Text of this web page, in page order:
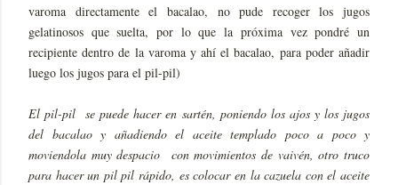
varoma directamente el bacalao, no pude recoger los jugos
gelatinosos que suelta, por lo que la próxima vez pondré un
recipiente dentro de la varoma y ahí el bacalao, para poder añadir
luego los jugos para el pil-pil)
El pil-pil se puede hacer en sartén, poniendo los ajos y los jugos
del bacalao y añadiendo el aceite templado poco a poco y
moviendola muy despacio con movimientos de vaivén, otro truco
para hacer un pil pil rápido, es colocar en la cazuela con el aceite